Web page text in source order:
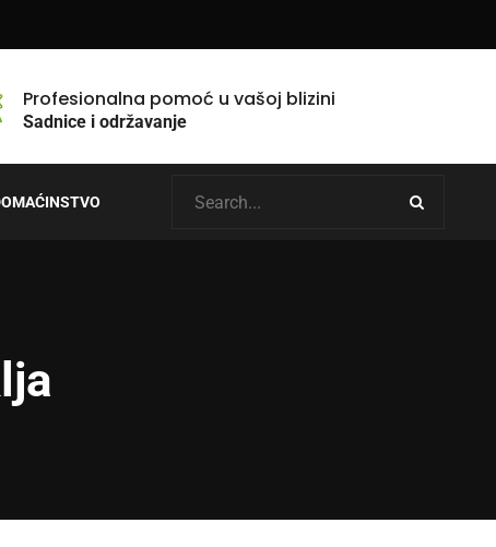
Profesionalna pomoć u vašoj blizini
Sadnice i održavanje